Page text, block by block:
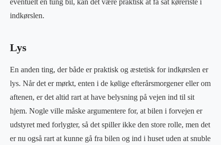
indkørslen.
Lys
En anden ting, der både er praktisk og æstetisk for indkørslen er
lys. Når det er mørkt, enten i de kølige efterårsmorgener eller om
aftenen, er det altid rart at have belysning på vejen ind til sit
hjem. Nogle ville måske argumentere for, at bilen i forvejen er
udstyret med forlygter, så det spiller ikke den store rolle, men det
er nu også rart at kunne gå fra bilen og ind i huset uden at snuble